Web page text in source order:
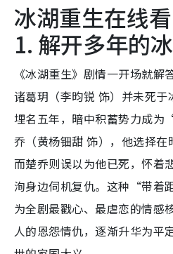
冰湖重生在线
1. 解开多年的
《冰湖重生》剧情一开场就
诸葛玥（李昀锐 饰）并未死
埋名五年，暗中积蓄势力成
乔（黄杨钿甜 饰），他选择在
而楚乔则误以为他已死，怀着
洵身边伺机复仇。这种“带着
为全剧最戳心、最虐恋的情感
人的恩怨情仇，逐渐升华为平